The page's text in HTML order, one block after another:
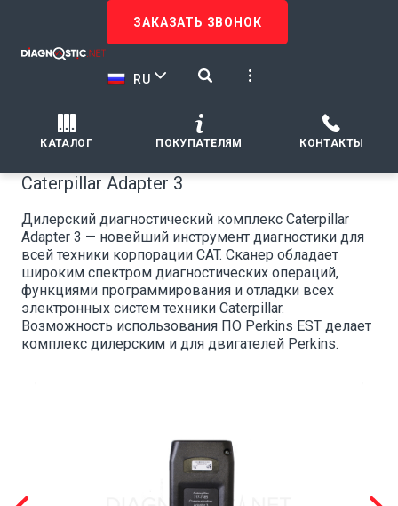
ЗАКАЗАТЬ ЗВОНОК
RU
КАТАЛОГ ПОКУПАТЕЛЯМ КОНТАКТЫ
Caterpillar Adapter 3
Дилерский диагностический комплекс Caterpillar
Adapter 3 — новейший инструмент диагностики для
всей техники корпорации CAT. Сканер обладает
широким спектром диагностических операций,
функциями программирования и отладки всех
электронных систем техники Caterpillar.
Возможность использования ПО Perkins EST делает
комплекс дилерским и для двигателей Perkins.